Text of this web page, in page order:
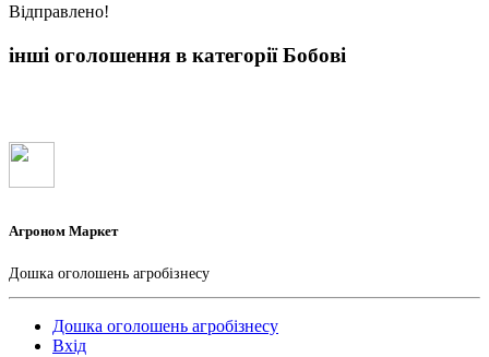
Вiдправлено!
інші оголошення в категорії Бобові
Агроном Маркет
Дошка оголошень агробізнесу
Дошка оголошень агробізнесу
Вхід